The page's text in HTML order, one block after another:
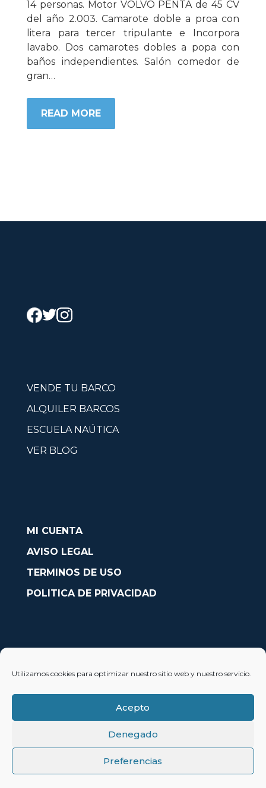
Utilizamos cookies para optimizar nuestro sitio web y nuestro servicio.
Acepto
Denegado
Preferencias
14 personas. Motor VOLVO PENTA de 45 CV
del año 2.003. Camarote doble a proa con
litera para tercer tripulante e Incorpora
lavabo. Dos camarotes dobles a popa con
baños independientes. Salón comedor de
gran…
READ MORE
VENDE TU BARCO
ALQUILER BARCOS
ESCUELA NAÚTICA
VER BLOG
MI CUENTA
AVISO LEGAL
TERMINOS DE USO
POLITICA DE PRIVACIDAD
Avda. País Valencià nº54, Oficina 23, Alcoy (Alicante)